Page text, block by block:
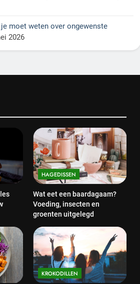
moet weten over ongewenste
2026
HAGEDISSEN
Wat eet een baardagaam?
Voeding, insecten en
groenten uitgelegd
KROKODILLEN